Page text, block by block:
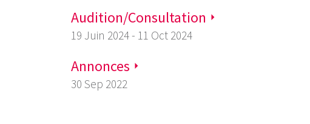
Audition/Consultation
19 Juin 2024 - 11 Oct 2024
Annonces
30 Sep 2022